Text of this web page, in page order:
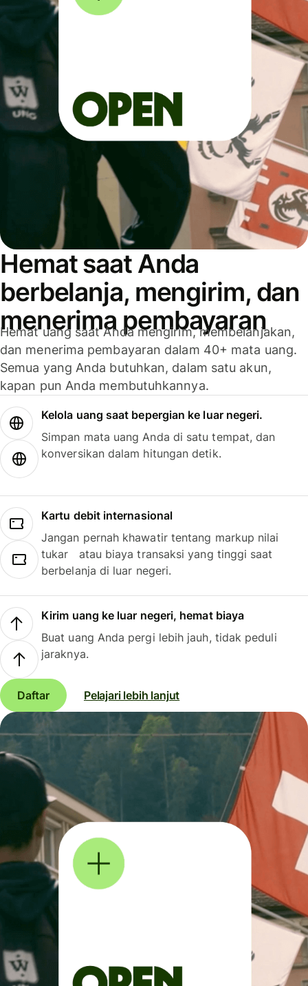
Hemat saat Anda
berbelanja, mengirim, dan
menerima pembayaran
Hemat uang saat Anda mengirim, membelanjakan,
dan menerima pembayaran dalam 40+ mata uang.
Semua yang Anda butuhkan, dalam satu akun,
kapan pun Anda membutuhkannya.
Kelola uang saat bepergian ke luar negeri.
Simpan mata uang Anda di satu tempat, dan
konversikan dalam hitungan detik.
Kartu debit internasional
Jangan pernah khawatir tentang markup nilai
tukar atau biaya transaksi yang tinggi saat
berbelanja di luar negeri.
Kirim uang ke luar negeri, hemat biaya
Buat uang Anda pergi lebih jauh, tidak peduli
jaraknya.
Daftar Pelajari lebih lanjut